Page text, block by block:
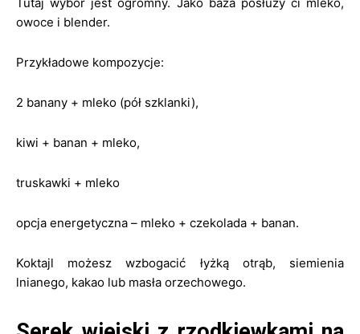
owoce i blender.
Przykładowe kompozycje:
2 banany + mleko (pół szklanki),
kiwi + banan + mleko,
truskawki + mleko
opcja energetyczna – mleko + czekolada + banan.
Koktajl możesz wzbogacić łyżką otrąb, siemienia
lnianego, kakao lub masła orzechowego.